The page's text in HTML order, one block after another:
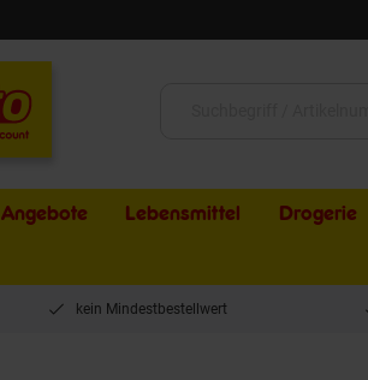
Angebote Lebensmittel Drogerie
kein Mindestbestellwert